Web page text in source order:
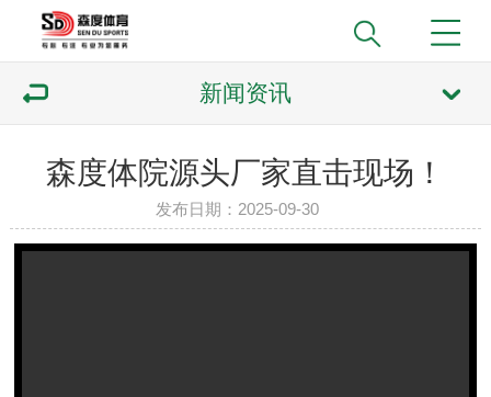
新闻资讯
森度体院源头厂家直击现场！
发布日期：2025-09-30